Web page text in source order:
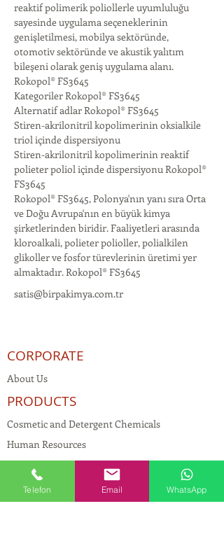
reaktif polimerik poliollerle uyumluluğu
sayesinde uygulama seçeneklerinin
genişletilmesi, mobilya sektöründe,
otomotiv sektöründe ve akustik yalıtım
bileşeni olarak geniş uygulama alanı.
Rokopol® FS3645
Kategoriler Rokopol® FS3645
Alternatif adlar Rokopol® FS3645
Stiren-akrilonitril kopolimerinin oksialkile
triol içinde dispersiyonu
Stiren-akrilonitril kopolimerinin reaktif
polieter poliol içinde dispersiyonu Rokopol®
FS3645
Rokopol® FS3645, Polonya'nın yanı sıra Orta
ve Doğu Avrupa'nın en büyük kimya
şirketlerinden biridir. Faaliyetleri arasında
kloroalkali, polieter polioller, polialkilen
glikoller ve fosfor türevlerinin üretimi yer
almaktadır. Rokopol® FS3645
satis@birpakimya.com.tr
CORPORATE
About Us
PRODUCTS
Cosmetic and Detergent Chemicals
Human Resources
KVKK
Quality Policy
Textile Chemicals
Telefon Email WhatsApp